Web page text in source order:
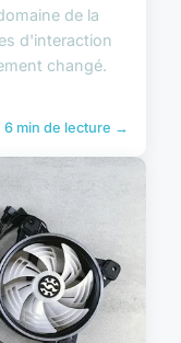
de la
d'interaction
changé.
6 min de lecture →